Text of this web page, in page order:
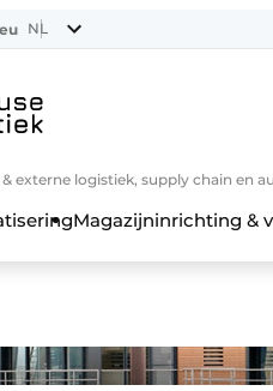
NL
externe logistiek, supply chain en
Magazijninrichting &